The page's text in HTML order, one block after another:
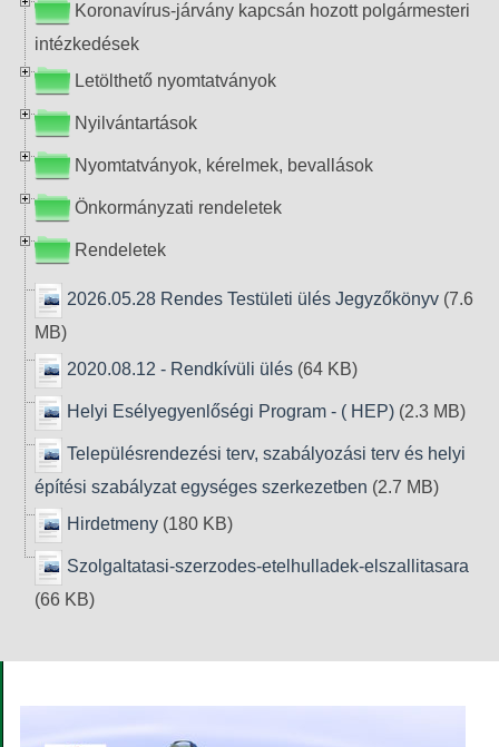
Koronavírus-járvány kapcsán hozott polgármesteri
intézkedések
Letölthető nyomtatványok
Nyilvántartások
Nyomtatványok, kérelmek, bevallások
Önkormányzati rendeletek
Rendeletek
2026.05.28 Rendes Testületi ülés Jegyzőkönyv(7.6
MB)
2020.08.12 - Rendkívüli ülés(64 KB)
Helyi Esélyegyenlőségi Program - ( HEP)(2.3 MB)
Településrendezési terv, szabályozási terv és helyi
építési szabályzat egységes szerkezetben (2.7 MB)
Hirdetmeny(180 KB)
Szolgaltatasi-szerzodes-etelhulladek-elszallitasara
(66 KB)